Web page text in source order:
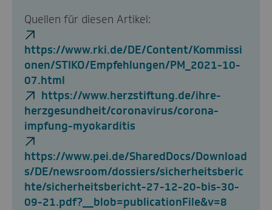
Quellen für diesen Artikel:
https://www.rki.de/DE/Content/Kommissi
onen/STIKO/Empfehlungen/PM_2021-10-
07.html
https://www.herzstiftung.de/ihre-
herzgesundheit/coronavirus/corona-
impfung-myokarditis
https://www.pei.de/SharedDocs/Download
s/DE/newsroom/dossiers/sicherheitsberic
hte/sicherheitsbericht-27-12-20-bis-30-
09-21.pdf?__blob=publicationFile&v=8